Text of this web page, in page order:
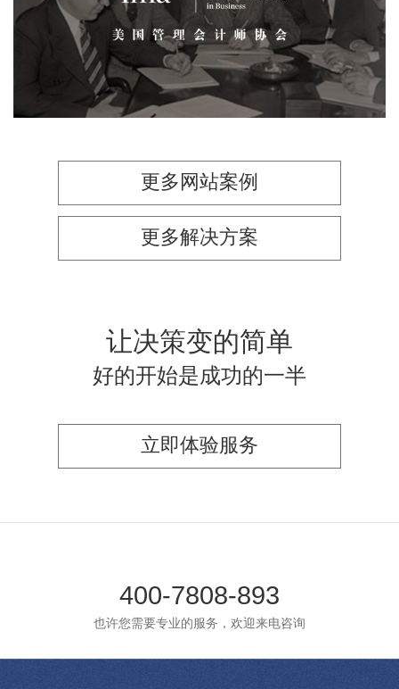
品牌官网 网页设计 网站建设 机构组织
更多网站案例
更多解决方案
让决策变的简单
好的开始是成功的一半
立即体验服务
400-7808-893
也许您需要专业的服务，欢迎来电咨询